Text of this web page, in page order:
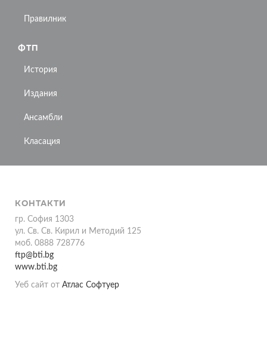
Правилник
ФТП
История
Издания
Ансамбли
Класация
КОНТАКТИ
гр. София 1303
ул. Св. Св. Кирил и Методий 125
моб. 0888 728776
ftp@bti.bg
www.bti.bg
Уеб сайт от Атлас Софтуер